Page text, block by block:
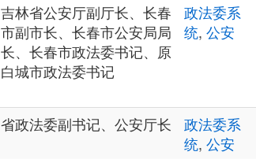
吉林省公安厅副厅长、长春
市副市长、长春市公安局局
长、长春市政法委书记、原
白城市政法委书记
政法委系
统, 公安
省政法委副书记、公安厅长
政法委系
统, 公安